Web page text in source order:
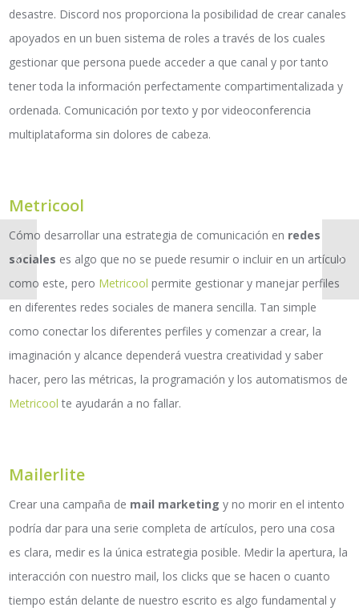
desastre. Discord nos proporciona la posibilidad de crear canales
apoyados en un buen sistema de roles a través de los cuales
gestionar que persona puede acceder a que canal y por tanto
tener toda la información perfectamente compartimentalizada y
ordenada. Comunicación por texto y por videoconferencia
multiplataforma sin dolores de cabeza.
Metricool
Cómo desarrollar una estrategia de comunicación en redes
sociales es algo que no se puede resumir o incluir en un artículo
como este, pero Metricool permite gestionar y manejar perfiles
en diferentes redes sociales de manera sencilla. Tan simple
como conectar los diferentes perfiles y comenzar a crear, la
imaginación y alcance dependerá vuestra creatividad y saber
hacer, pero las métricas, la programación y los automatismos de
Metricool te ayudarán a no fallar.
Mailerlite
Crear una campaña de mail marketing y no morir en el intento
podría dar para una serie completa de artículos, pero una cosa
es clara, medir es la única estrategia posible. Medir la apertura, la
interacción con nuestro mail, los clicks que se hacen o cuanto
tiempo están delante de nuestro escrito es algo fundamental y